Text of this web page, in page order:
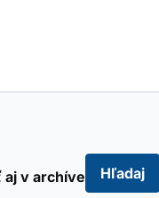
v archíve Hľadaj